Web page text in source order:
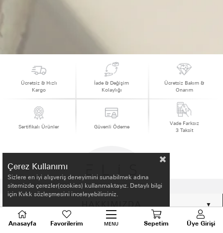
Ücretsiz & Hızlı
Kargo
İade & Değişim
Kolaylığı
Ücretsiz Bakım &
Onarım
Sertifikalı Ürünler Güvenli Ödeme
Vade Farksız
3 Taksit
HAKKIMIZDA
ALIŞVERİŞ BİLGİLERİ
Çerez Kullanımı
Sizlere en iyi alışveriş deneyimini sunabilmek adına
sitemizde çerezler(cookies) kullanmaktayız. Detaylı bilgi
için Kvkk sözleşmesini inceleyebilirsiniz.
Anasayfa Favorilerim MENU Sepetim Üye Girişi